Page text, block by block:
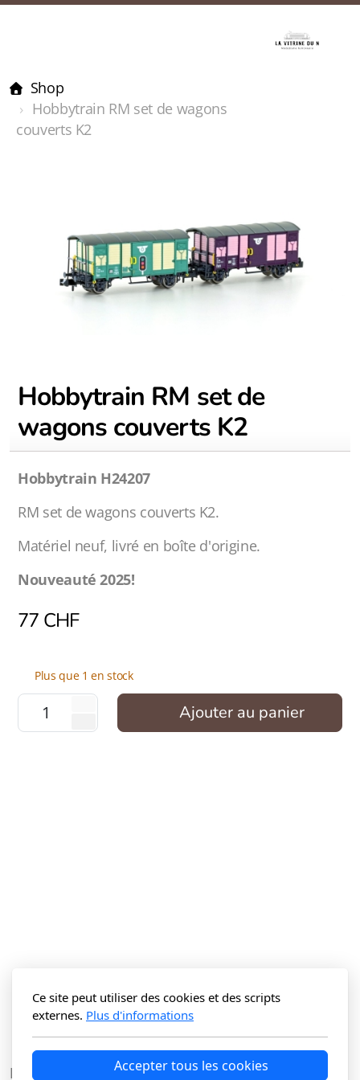
Shop
Hobbytrain RM set de wagons
couverts K2
Hobbytrain RM set de
wagons couverts K2
Hobbytrain H24207
RM set de wagons couverts K2.
Matériel neuf, livré en boîte d'origine.
Nouveauté 2025!
77 CHF
Plus que 1 en stock
Ajouter au panier
La Vitrine du N Sàrl
Ce site peut utiliser des cookies et des scripts
externes. Plus d'informations
Accepter tous les cookies